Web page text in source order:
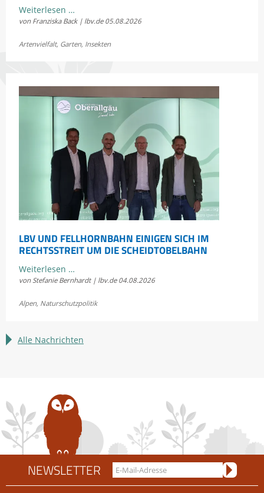
Weiterlesen …
Sommerkonzert:
Bayerns
von Franziska Back | lbv.de 05.08.2026
Artenvielfalt, Garten, Insekten
LBV UND FELLHORNBAHN EINIGEN SICH IM
RECHTSSTREIT UM DIE SCHEIDTOBELBAHN
Weiterlesen …LBV
und
einigen
im
Scheidtobelbahn
von Stefanie Bernhardt | lbv.de 04.08.2026
Alpen, Naturschutzpolitik
Alle Nachrichten
NEWSLETTER